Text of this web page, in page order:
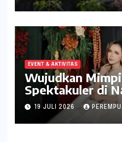
EVENT & AKTIVITAS
Wujudkan
Spektakuler di
Surabaya
19 JULI 2026